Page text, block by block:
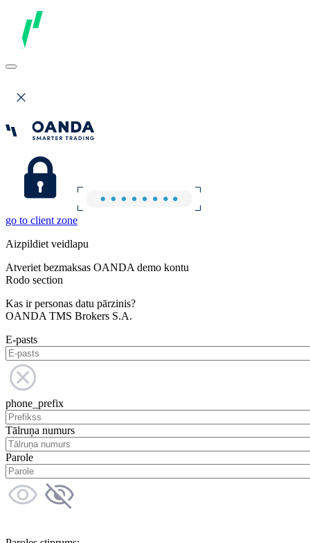
go to client zone
Aizpildiet veidlapu
Atveriet bezmaksas OANDA demo kontu
Rodo section
Kas ir personas datu pārzinis?
OANDA TMS Brokers S.A.
E-pasts
phone_prefix
Tālruņa numurs
Parole